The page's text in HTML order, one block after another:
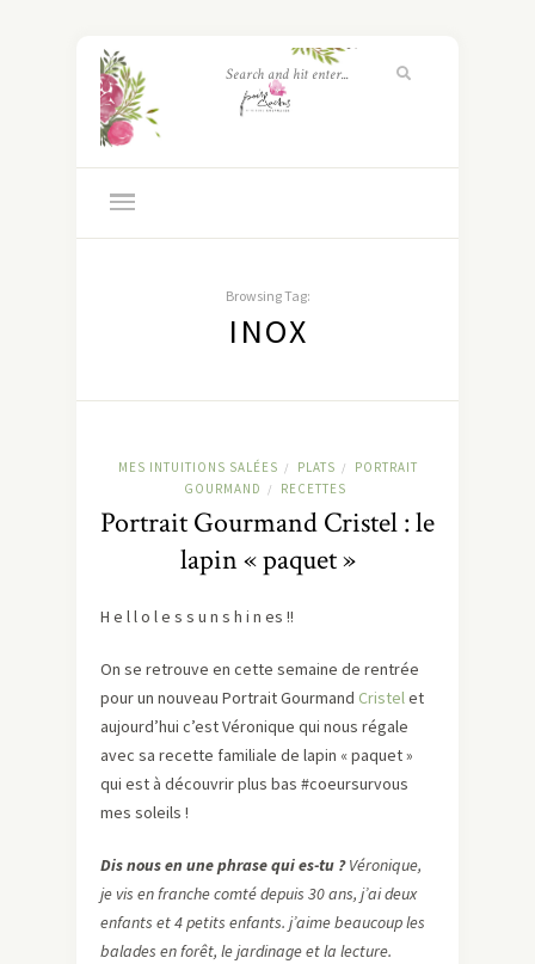
Browsing Tag:
INOX
MES INTUITIONS SALÉES / PLATS /
PORTRAIT
GOURMAND
/ RECETTES
Portrait Gourmand Cristel : le
lapin « paquet »
H e l l o l e s s u n s h i n es !!
On se retrouve en cette semaine de rentrée
pour un nouveau Portrait Gourmand Cristelet
aujourd’hui c’est Véronique qui nous régale
avec sa recette familiale de lapin « paquet »
qui est à découvrir plus bas #coeursurvous
mes soleils !
Dis nous en une phrase qui es-tu ?Véronique,
je vis en franche comté depuis 30 ans, j’ai deux
enfants et 4 petits enfants. j’aime beaucoup les
balades en forêt, le jardinage et la lecture.